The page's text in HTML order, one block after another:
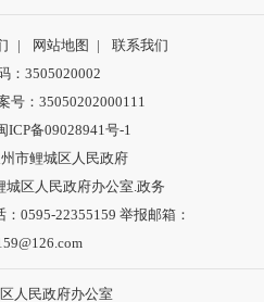
| 网站地图 |
联系我们
：3505020002
号：35050202000111
ICP备09028941号-1
市鲤城区人民政府
城区人民政府办公室.政务
0595-22355159 举报邮箱：
人民政府办公室